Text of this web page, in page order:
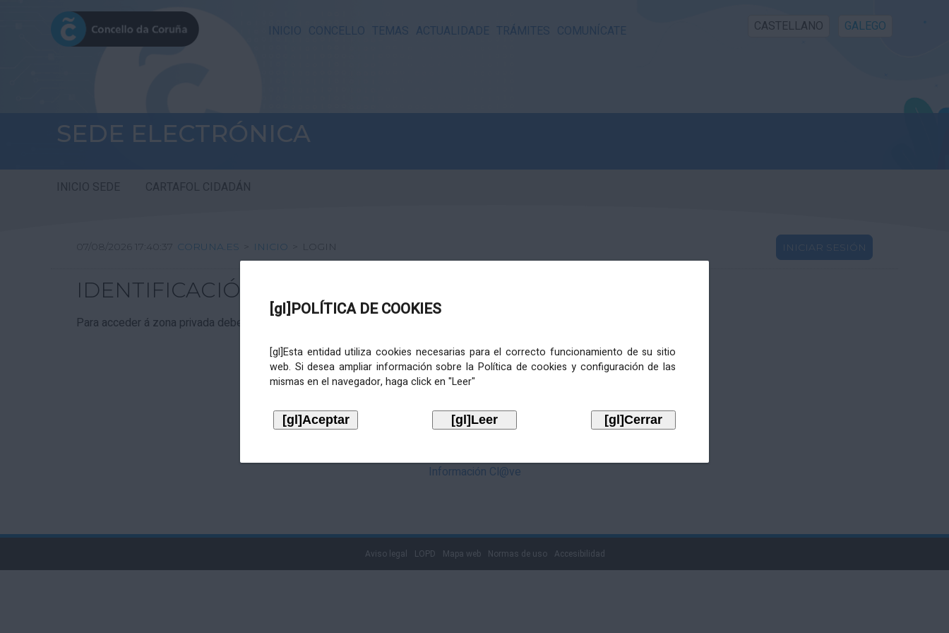
INICIO CONCELLO TEMAS ACTUALIDADE TRÁMITES COMUNÍCATE CASTELLANO GALEGO
SEDE ELECTRÓNICA
INICIO SEDE CARTAFOL CIDADÁN
[gl]POLÍTICA DE COOKIES
[gl]Esta entidad utiliza cookies necesarias para el correcto funcionamiento de su sitio
web. Si desea ampliar información sobre la Política de cookies y configuración de las
mismas en el navegador, haga click en "Leer"
07/08/2026 17:40:37 CORUNA.ES > INICIO > LOGIN INICIAR SESIÓN
IDENTIFICACIÓN
Para acceder á zona privada debe identificarse mediante Cl@ve. Pulse no logotipo
Información Cl@ve
Aviso legal LOPD Mapa web Normas de uso Accesibilidad